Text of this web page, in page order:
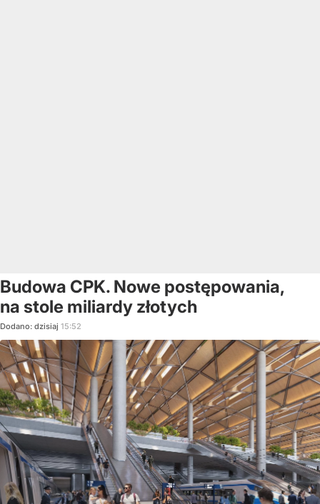
Budowa CPK. Nowe postępowania,
na stole miliardy złotych
Dodano: dzisiaj 15:52